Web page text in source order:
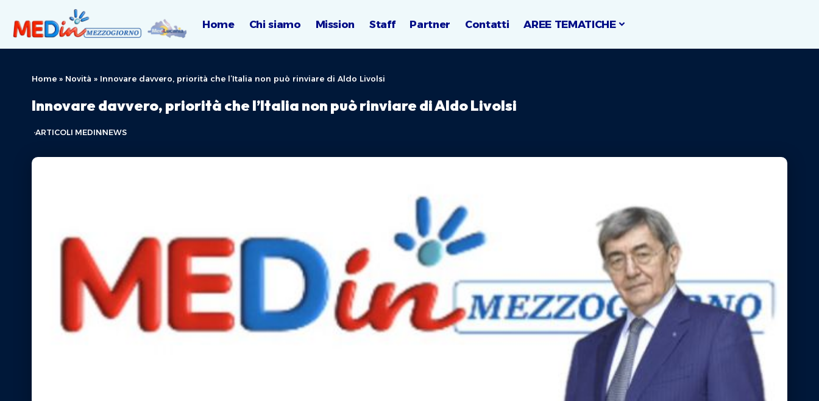
Home Chi siamo Mission Staff Partner Contatti AREE TEMATICHE
Home » Novità » Innovare davvero, priorità che l’Italia non può rinviare di Aldo Livolsi
Innovare davvero, priorità che l’Italia non può rinviare di Aldo Livolsi
ARTICOLI MEDINNEWS